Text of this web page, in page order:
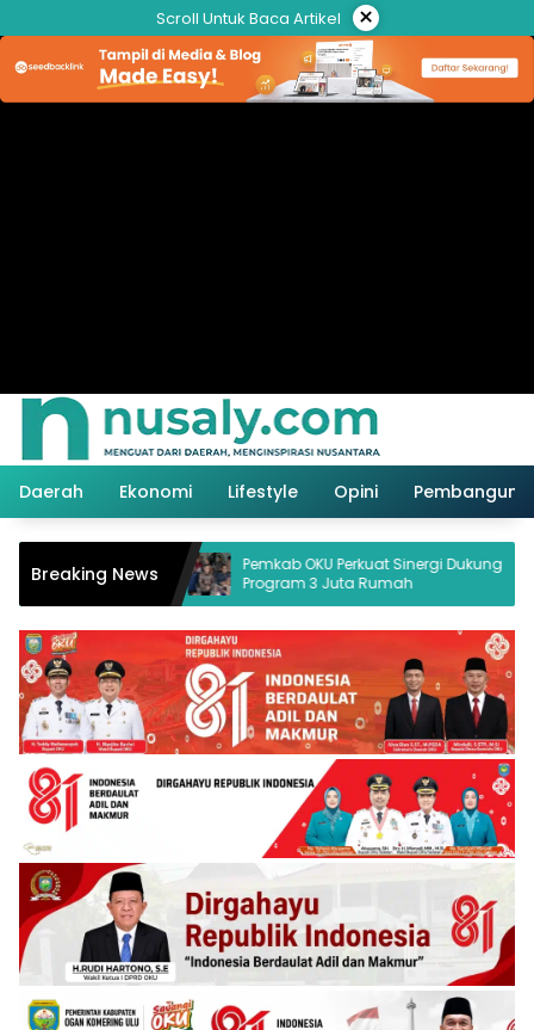
ke
konten
Scroll Untuk Baca Artikel ×
Daerah Ekonomi Lifestyle Opini
Breaking News
Desak
Pemkab OKU Perkuat Sinergi Dukung
Program 3 Juta Rumah